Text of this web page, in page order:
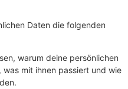
Daten die folgenden
warum deine persönlichen
mit ihnen passiert und wie